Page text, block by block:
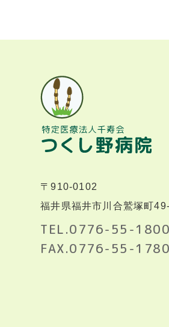
〒910-0102
福井県福井市川合鷲塚町
TEL.0776-55-1800
FAX.0776-55-1780